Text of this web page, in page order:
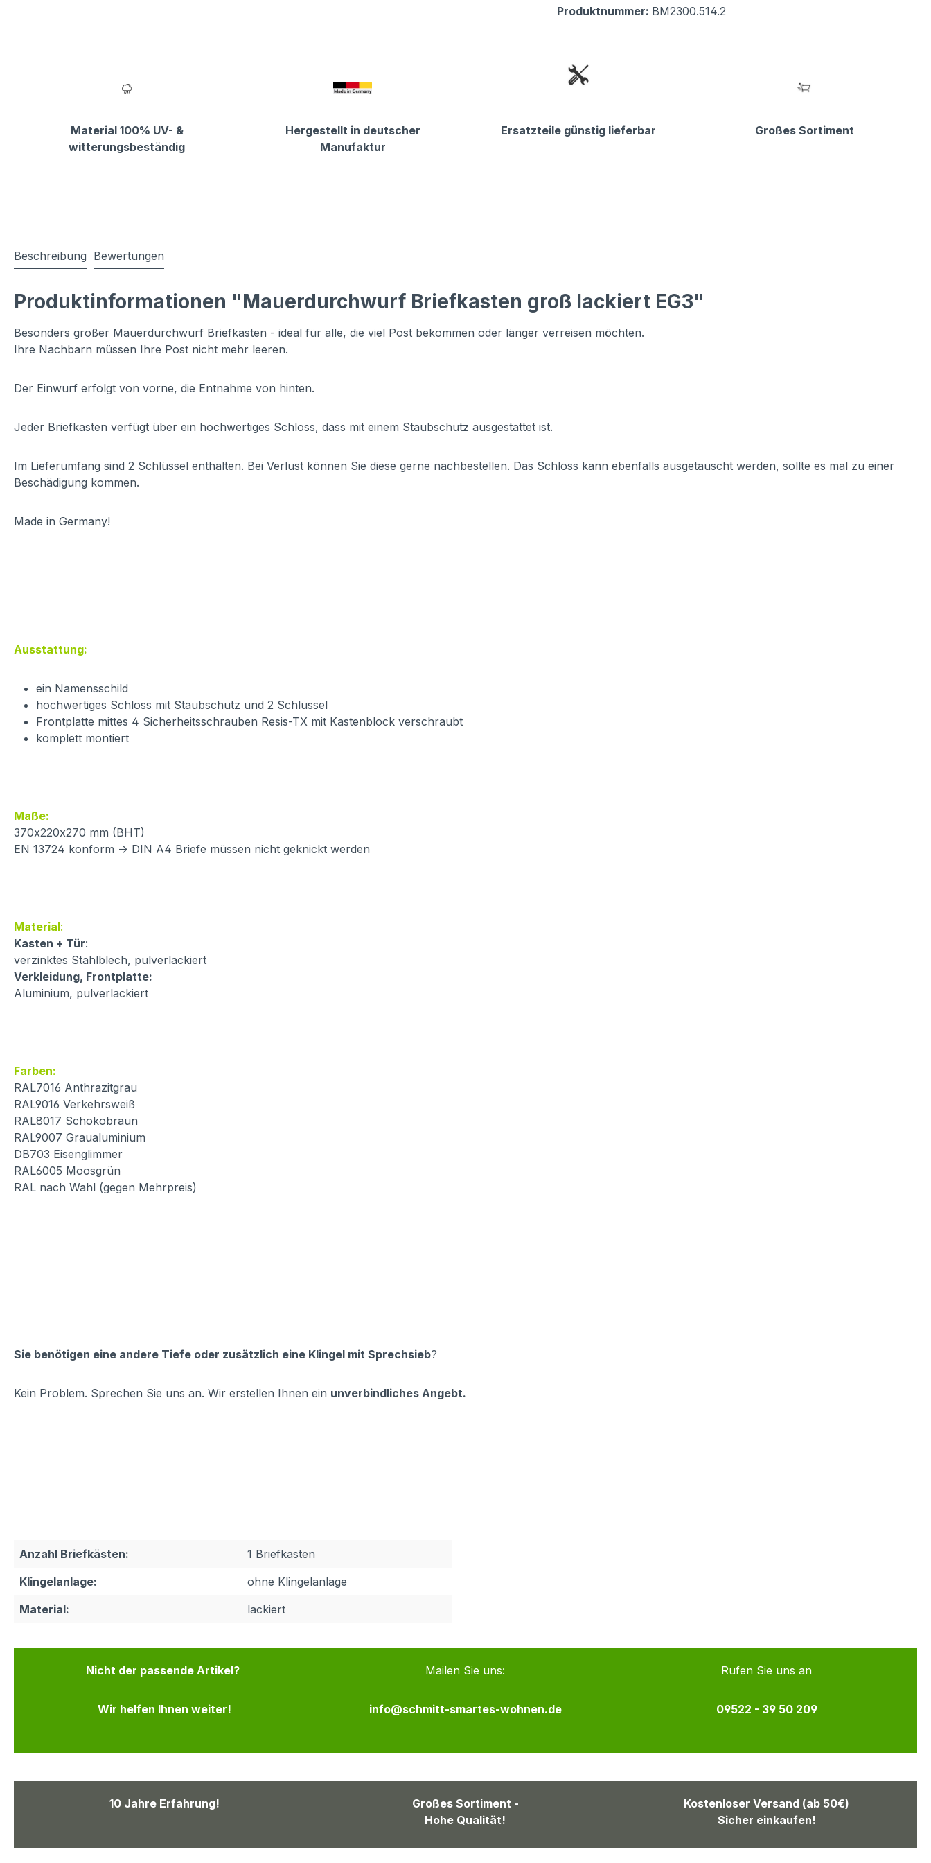
Produktnummer: BM2300.514.2
Material 100% UV- &
witterungsbeständig
Hergestellt in deutscher
Manufaktur
Ersatzteile günstig lieferbar Großes Sortiment
Beschreibung Bewertungen
Produktinformationen "Mauerdurchwurf Briefkasten groß lackiert EG3"
Besonders großer Mauerdurchwurf Briefkasten - ideal für alle, die viel Post bekommen oder länger verreisen möchten.
Ihre Nachbarn müssen Ihre Post nicht mehr leeren.
Der Einwurf erfolgt von vorne, die Entnahme von hinten.
Jeder Briefkasten verfügt über ein hochwertiges Schloss, dass mit einem Staubschutz ausgestattet ist.
Im Lieferumfang sind 2 Schlüssel enthalten. Bei Verlust können Sie diese gerne nachbestellen. Das Schloss kann ebenfalls ausgetauscht werden, sollte es mal zu einer
Beschädigung kommen.
Made in Germany!
Ausstattung:
ein Namensschild
hochwertiges Schloss mit Staubschutz und 2 Schlüssel
Frontplatte mittes 4 Sicherheitsschrauben Resis-TX mit Kastenblock verschraubt
komplett montiert
Maße:
370x220x270 mm (BHT)
EN 13724 konform -> DIN A4 Briefe müssen nicht geknickt werden
Material:
Kasten + Tür:
verzinktes Stahlblech, pulverlackiert
Verkleidung, Frontplatte:
Aluminium, pulverlackiert
Farben:
RAL7016 Anthrazitgrau
RAL9016 Verkehrsweiß
RAL8017 Schokobraun
RAL9007 Graualuminium
DB703 Eisenglimmer
RAL6005 Moosgrün
RAL nach Wahl (gegen Mehrpreis)
Sie benötigen eine andere Tiefe oder zusätzlich eine Klingel mit Sprechsieb?
Kein Problem. Sprechen Sie uns an. Wir erstellen Ihnen ein unverbindliches Angebt.
Anzahl Briefkästen:
1 Briefkasten
Klingelanlage:
ohne Klingelanlage
Material:
lackiert
Nicht der passende Artikel?
Wir helfen Ihnen weiter!
Mailen Sie uns:
info@schmitt-smartes-wohnen.de
Rufen Sie uns an
09522 - 39 50 209
10 Jahre Erfahrung!
Großes Sortiment -
Hohe Qualität!
Kostenloser Versand (ab 50€)
Sicher einkaufen!